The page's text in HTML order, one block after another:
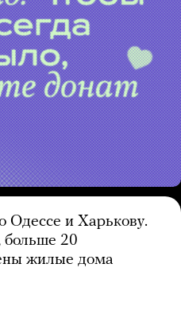
Одессе и Харькову.
больше 20
жилые дома